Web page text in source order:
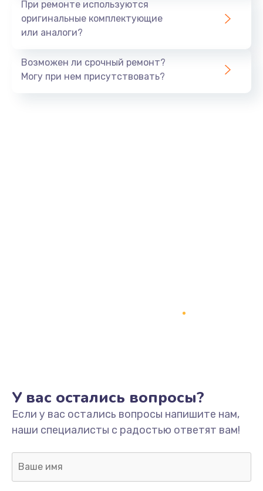
При ремонте используются
оригинальные комплектующие
или аналоги?
Возможен ли срочный ремонт?
Могу при нем присутствовать?
У вас остались вопросы?
Если у вас остались вопросы напишите нам,
наши специалисты с радостью ответят вам!